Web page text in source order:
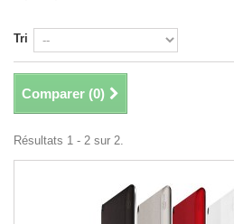
Tri
Comparer (0)
Résultats 1 - 2 sur 2.